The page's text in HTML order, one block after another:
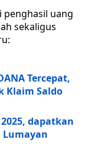
penghasil uang
sekaligus
Tercepat,
Klaim Saldo
dapatkan
Lumayan